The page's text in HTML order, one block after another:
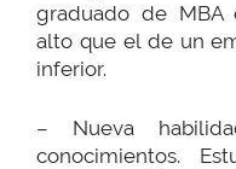
graduado de MBA
alto que el de un
inferior.
– Nueva
conocimientos.